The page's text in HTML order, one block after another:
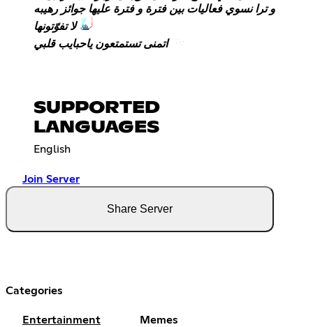
و ترا نسوي فعاليات بين فترة و فترة عليها جوائز رهيبه
لا تفوّتونها
اتمنى تستمتعون ياحبايب قلبي
SUPPORTED
LANGUAGES
English
Join Server
Share Server
Categories
Entertainment Memes